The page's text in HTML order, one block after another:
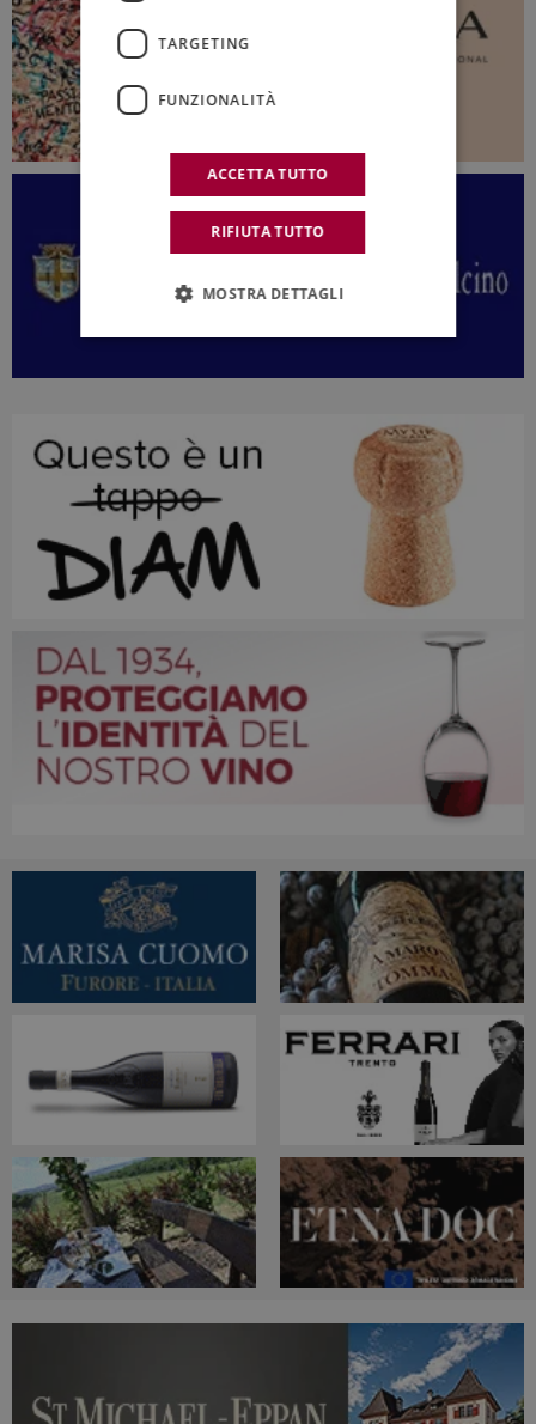
TARGETING
FUNZIONALITÀ
ACCETTA TUTTO
RIFIUTA TUTTO
MOSTRA DETTAGLI